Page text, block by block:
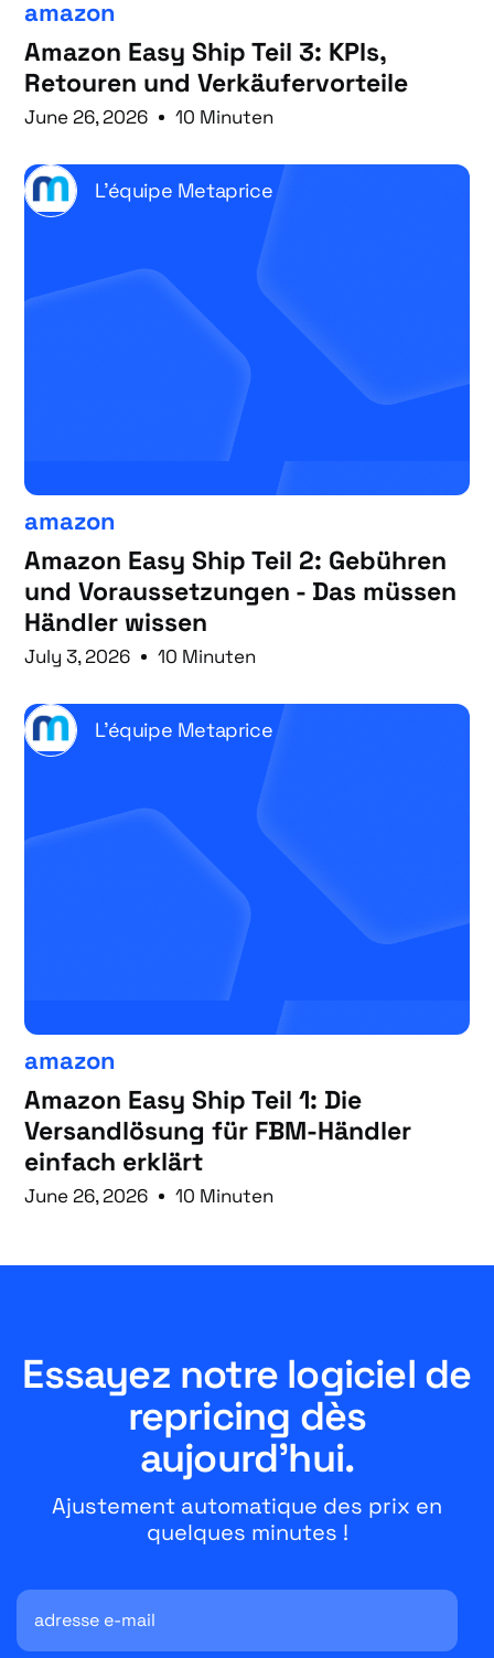
amazon
Amazon Easy Ship Teil 3: KPIs,
Retouren und Verkäufervorteile
June 26, 2026 10 Minuten
L'équipe Metaprice
amazon
Amazon Easy Ship Teil 2: Gebühren
und Voraussetzungen - Das müssen
Händler wissen
July 3, 2026 10 Minuten
L'équipe Metaprice
amazon
Amazon Easy Ship Teil 1: Die
Versandlösung für FBM-Händler
einfach erklärt
June 26, 2026 10 Minuten
Essayez notre logiciel de
repricing dès
aujourd'hui.
Ajustement automatique des prix en
quelques minutes !